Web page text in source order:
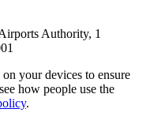
Authority, 1
your devices to ensure
how people use the
.